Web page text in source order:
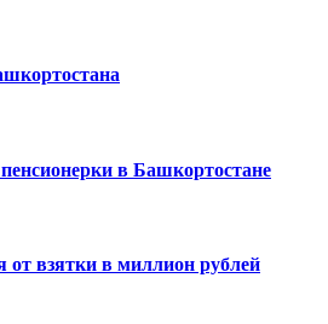
в Башкортостане
от взятки в миллион рублей